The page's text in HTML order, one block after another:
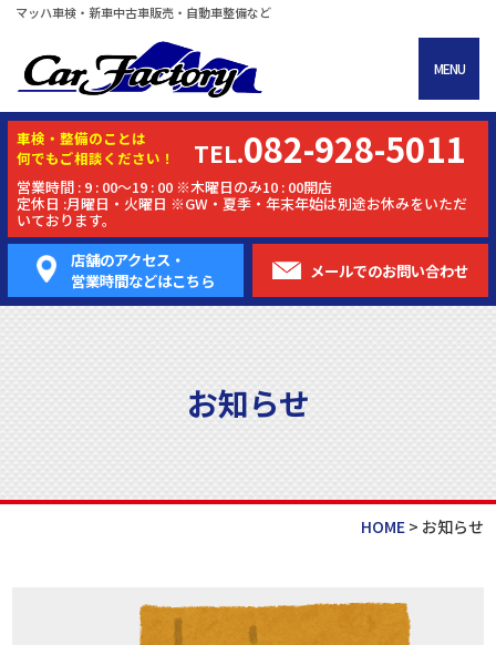
マッハ車検・新車中古車販売・自動車整備など
MENU
車検・ 整備のことは
何でもご相談ください！
TEL.082-928-5011
営業時間 : 9 : 00～19 : 00 ※木曜日のみ10 : 00開店
定休日 :月曜日・火曜日 ※GW・夏季・年末年始は別途お休みをいただ
いております。
店舗のアクセス・
営業時間などはこちら
メールでのお問い合わせ
お知らせ
HOME> お知らせ